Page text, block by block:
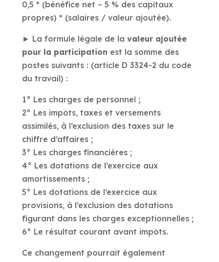
0,5 * (bénéfice net – 5 % des capitaux
propres) * (salaires / valeur ajoutée).
► La formule légale de la valeur ajoutée
pour la participation est la somme des
postes suivants : (article D 3324-2 du code
du travail) :
1° Les charges de personnel ;
2° Les impôts, taxes et versements
assimilés, à l’exclusion des taxes sur le
chiffre d’affaires ;
3° Les charges financières ;
4° Les dotations de l’exercice aux
amortissements ;
5° Les dotations de l’exercice aux
provisions, à l’exclusion des dotations
figurant dans les charges exceptionnelles ;
6° Le résultat courant avant impôts.
Ce changement pourrait également